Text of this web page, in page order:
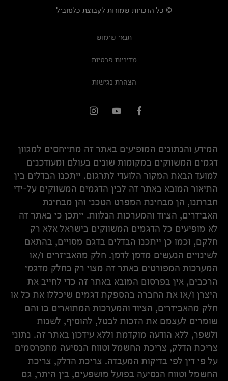
© כל הזכויות שמורות לקבוצת כלמוביל
תנאי שימוש
מדיניות פרטיות
הצהרת נגישות
המידע והנתונים המופיעים באתר זה מתייחסים למגוון
דגמים המשווקים במקומות שונים בעולם ומעודכנים
למועד הבאת המקור הלועדי לתרגום. ייתכנו הבדלים בין
התיאור המובא באתר זה לבין הדגמים המשווקים על-ידי
חברתנו, הן מבחינת המפרט הטכני והן מבחינת
האביזרים, הציוד והמערכות הנלוות. ייתכן כי באתר זה
לא מופיעים כל הדגמים המשווקים בישראל אלא רק
חלקם, וכמו כן ייתכנו הבדלים בדגם מסויים, בהתאם
לשינויים הנעשים מדמן לדמן. חלק מהאביזרים ו/או
המערכות המפורטים באתר זה מצוי רק בחלק מדגמי
הרכבים, אין בפרסום המובא באתר זה כדי לחייב את
היצרן ו/או את החברה בהספקת דגמים שיכללו את כל או
חלק מהאביזרים, הציוד והמערכות המתוארים בו והם
שומרים לעצמם את הזכות לבטל, להוסיף, לשנות
ולשפר, ללא הודעה מוקדמת וללא עידכון באתר זה. נתוני
צריכת הדלק, צריכת החשמל וטווח הנסיעה מתפרסמים
על פי דין לפי בדיקות המעבדה. צריכת הדלק, צריכת
החשמל וטווח הנסיעה בפועל מושפעים, בין היתר, גם